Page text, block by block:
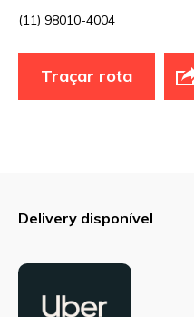
(11) 98010-4004
Traçar rota
Delivery disponível